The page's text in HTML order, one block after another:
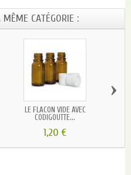
CATÉGORIE :
LE FLACON VIDE AVEC
CODIGOUTTE...
1,20 €
›